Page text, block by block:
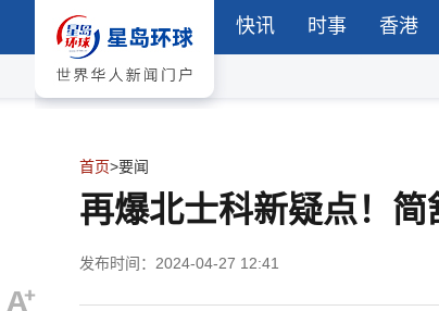
快讯 时事 香港
首页>要闻
再爆北士科新疑点！
发布时间：2024-04-27 12:41